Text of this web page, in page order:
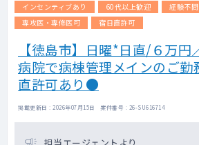
インセンティブあり
60代以上歓迎 経験不問
専攻医・専修医可
宿日直許可
【徳島市】日曜*日直/６万円
病院で病棟管理メインのご
直許可あり●
掲載更新日 : 2026年07月15日 案件番号 : 26-SU616714